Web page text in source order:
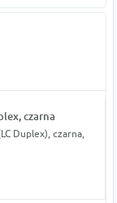
czarna
Duplex), czarna,